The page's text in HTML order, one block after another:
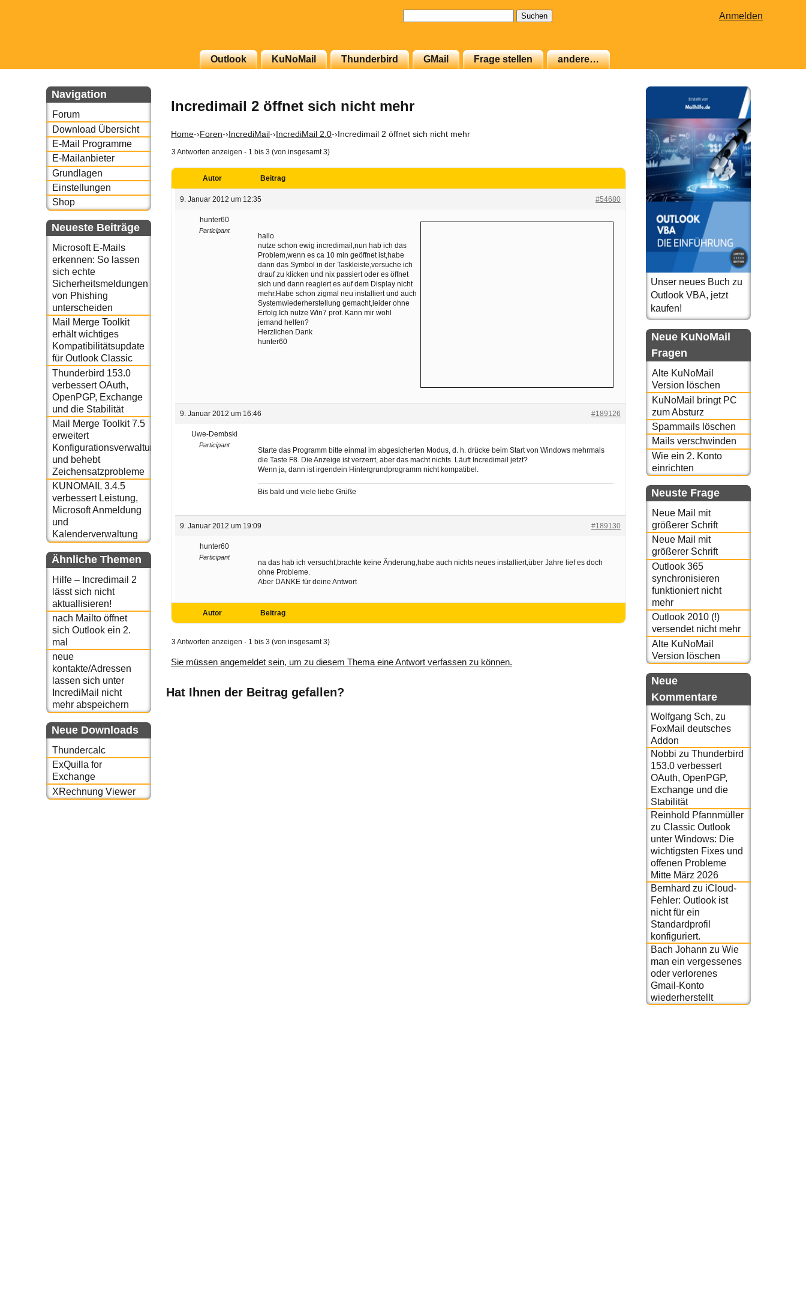
Anmelden
Outlook KuNoMail Thunderbird GMail Frage stellen andere…
Navigation
Forum
Download Übersicht
E-Mail Programme
E-Mailanbieter
Grundlagen
Einstellungen
Shop
Neueste Beiträge
Microsoft E-Mails
erkennen: So lassen
sich echte
Sicherheitsmeldungen
von Phishing
unterscheiden
Mail Merge Toolkit
erhält wichtiges
Kompatibilitätsupdate
für Outlook Classic
Thunderbird 153.0
verbessert OAuth,
OpenPGP, Exchange
und die Stabilität
Mail Merge Toolkit 7.5
erweitert
Konfigurationsverwaltung
und behebt
Zeichensatzprobleme
KUNOMAIL 3.4.5
verbessert Leistung,
Microsoft Anmeldung
und
Kalenderverwaltung
Ähnliche Themen
Hilfe – Incredimail 2
lässt sich nicht
aktuallisieren!
nach Mailto öffnet
sich Outlook ein 2.
mal
neue
kontakte/Adressen
lassen sich unter
IncrediMail nicht
mehr abspeichern
Neue Downloads
Thundercalc
ExQuilla for
Exchange
XRechnung Viewer
Incredimail 2 öffnet sich nicht mehr
Home-›Foren-›IncrediMail-›IncrediMail 2.0-›Incredimail 2 öffnet sich nicht mehr
3 Antworten anzeigen - 1 bis 3 (von insgesamt 3)
Autor Beitrag
9. Januar 2012 um 12:35 #54680
hunter60
Participant
hallo
nutze schon ewig incredimail,nun hab ich das
Problem,wenn es ca 10 min geöffnet ist,habe
dann das Symbol in der Taskleiste,versuche ich
drauf zu klicken und nix passiert oder es öffnet
sich und dann reagiert es auf dem Display nicht
mehr.Habe schon zigmal neu installiert und auch
Systemwiederherstellung gemacht,leider ohne
Erfolg.Ich nutze Win7 prof. Kann mir wohl
jemand helfen?
Herzlichen Dank
hunter60
9. Januar 2012 um 16:46 #189126
Uwe-Dembski
Participant
Starte das Programm bitte einmal im abgesicherten Modus, d. h. drücke beim Start von Windows mehrmals
die Taste F8. Die Anzeige ist verzerrt, aber das macht nichts. Läuft Incredimail jetzt?
Wenn ja, dann ist irgendein Hintergrundprogramm nicht kompatibel.
Bis bald und viele liebe Grüße
9. Januar 2012 um 19:09 #189130
hunter60
Participant
na das hab ich versucht,brachte keine Änderung,habe auch nichts neues installiert,über Jahre lief es doch
ohne Probleme.
Aber DANKE für deine Antwort
Autor Beitrag
3 Antworten anzeigen - 1 bis 3 (von insgesamt 3)
Sie müssen angemeldet sein, um zu diesem Thema eine Antwort verfassen zu können.
Hat Ihnen der Beitrag gefallen?
Unser neues Buch zu
Outlook VBA, jetzt
kaufen!
Neue KuNoMail
Fragen
Alte KuNoMail
Version löschen
KuNoMail bringt PC
zum Absturz
Spammails löschen
Mails verschwinden
Wie ein 2. Konto
einrichten
Neuste Frage
Neue Mail mit
größerer Schrift
Neue Mail mit
größerer Schrift
Outlook 365
synchronisieren
funktioniert nicht
mehr
Outlook 2010 (!)
versendet nicht mehr
Alte KuNoMail
Version löschen
Neue
Kommentare
Wolfgang Sch, zu
FoxMail deutsches
Addon
Nobbi zu Thunderbird
153.0 verbessert
OAuth, OpenPGP,
Exchange und die
Stabilität
Reinhold Pfannmüller
zu Classic Outlook
unter Windows: Die
wichtigsten Fixes und
offenen Probleme
Mitte März 2026
Bernhard zu iCloud-
Fehler: Outlook ist
nicht für ein
Standardprofil
konfiguriert.
Bach Johann zu Wie
man ein vergessenes
oder verlorenes
Gmail-Konto
wiederherstellt
Newsletter
Email für Sie
oder auch